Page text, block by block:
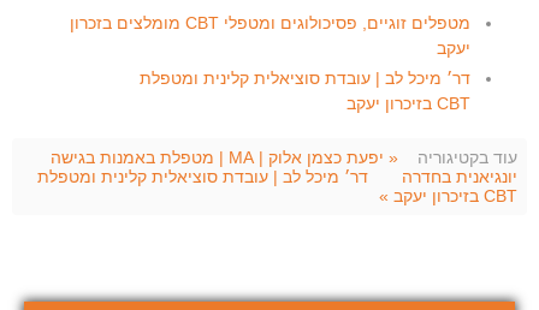
מטפלים זוגיים, פסיכולוגים ומטפלי CBT מומלצים בזכרון
יעקב
דר׳ מיכל לב | עובדת סוציאלית קלינית ומטפלת
CBT בזיכרון יעקב
עוד בקטיגוריה
« יפעת כצמן אלוק | MA | מטפלת באמנות בגישה
יונגיאנית בחדרה
דר׳ מיכל לב | עובדת סוציאלית קלינית ומטפלת
CBT בזיכרון יעקב »